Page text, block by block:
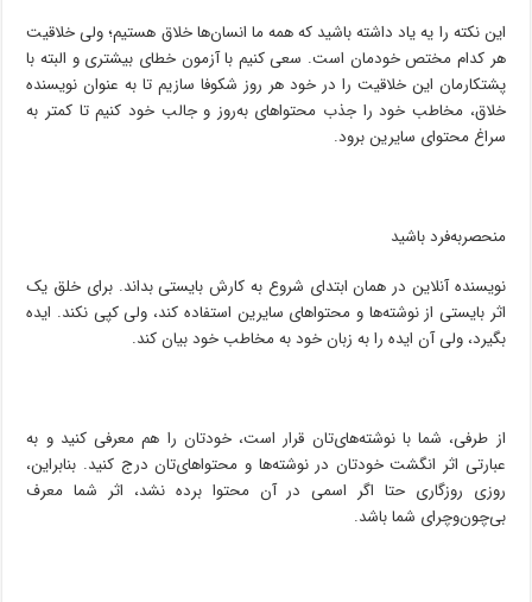
این نکته را یه یاد داشته باشید که همه ما انسان‌ها خلاق هستیم؛ ولی خلاقیت
هر کدام مختص خودمان است. سعی کنیم با آزمون خطای بیشتری و البته با
پشتکارمان این خلاقیت را در خود هر روز شکوفا سازیم تا به عنوان نویسنده
خلاق، مخاطب خود را جذب محتواهای به‌روز و جالب خود کنیم تا کمتر به
سراغ محتوای سایرین برود.
منحصربه‌فرد باشید
نویسنده آنلاین در همان ابتدای شروع به کارش بایستی بداند. برای خلق یک
اثر بایستی از نوشته‌ها و محتواهای سایرین استفاده کند، ولی کپی نکند. ایده
بگیرد، ولی آن ایده را به زبان خود به مخاطب خود بیان کند.
از طرفی، شما با نوشته‌های‌تان قرار است، خودتان را هم معرفی کنید و به
عبارتی اثر انگشت خودتان در نوشته‌ها و محتواهای‌تان درج کنید. بنابراین،
روزی روزگاری حتا اگر اسمی در آن محتوا برده نشد، اثر شما معرف
بی‌چون‌و‌چرای شما باشد.